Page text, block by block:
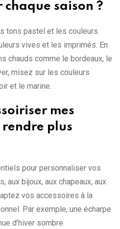
saison ?
tons pastel et les couleurs
vives et les imprimés. En
chauds comme le bordeaux, le
misez sur les couleurs
et le marine.
mes
rendre plus
pour personnaliser vos
aux bijoux, aux chapeaux, aux
vos accessoires à la
Par exemple, une écharpe
d’hiver sombre.